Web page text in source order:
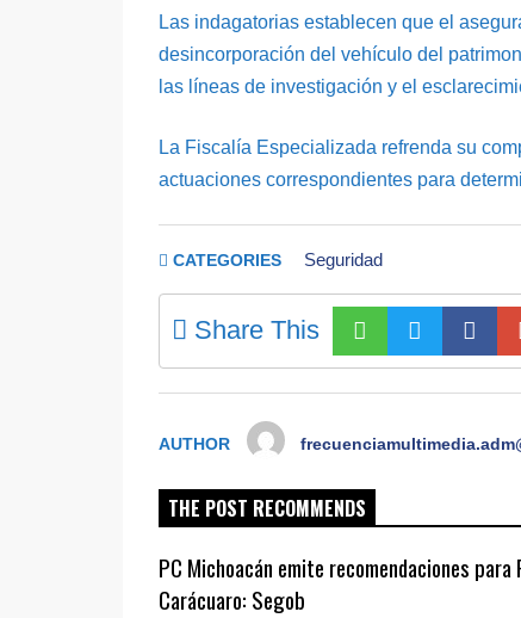
Las indagatorias establecen que el
desincorporación del vehículo del
las líneas de investigación y el
La Fiscalía Especializada refrenda su
actuaciones correspondientes para
CATEGORIES Seguridad
Share This
AUTHOR
THE POST RECOMMENDS
PC Michoacán emite recomendaciones para
Carácuaro: Segob